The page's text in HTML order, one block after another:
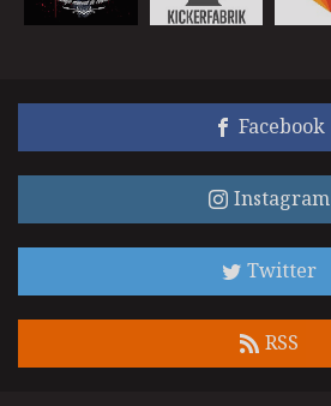
Facebook
Instagram
Twitter
RSS